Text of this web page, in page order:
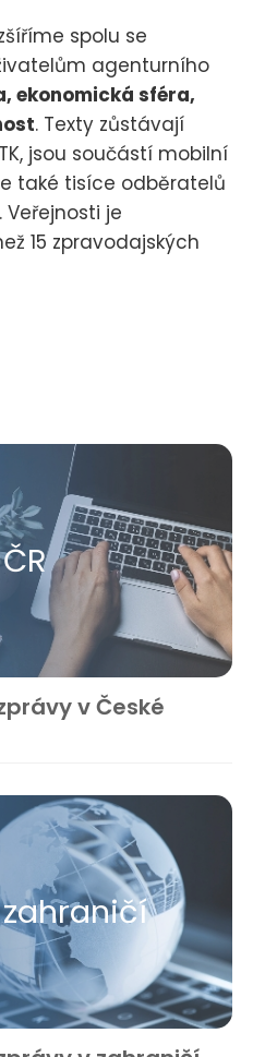
spolu se
agenturního
ekonomická sféra,
. Texty zůstávají
jsou součástí mobilní
také tisíce odběratelů
. Veřejnosti je
15 zpravodajských
v České